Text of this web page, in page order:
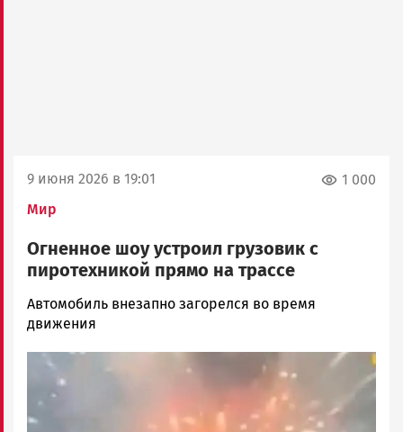
9 июня 2026 в 19:01
Мир
1 000
Огненное шоу устроил грузовик с
пиротехникой прямо на трассе
Наталья
Колоко…
Петрозаводска
Карелии
|
Автомобиль внезапно загорелся во время
движения
Image